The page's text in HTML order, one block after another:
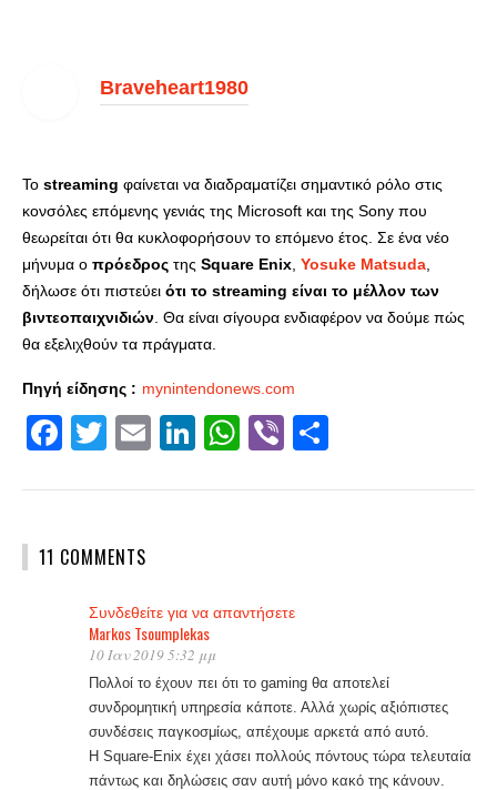
Braveheart1980
Το streaming φαίνεται να διαδραματίζει σημαντικό ρόλο στις
κονσόλες επόμενης γενιάς της Microsoft και της Sony που
θεωρείται ότι θα κυκλοφορήσουν το επόμενο έτος. Σε ένα νέο
μήνυμα o πρόεδρος της Square Enix Yosuke Matsuda
δήλωσε ότι πιστεύει ότι το streaming είναι το μέλλον των
βιντεοπαιχνιδιών . Θα είναι σίγουρα ενδιαφέρον να δούμε πώς
θα εξελιχθούν τα πράγματα.
Πηγή είδησης : mynintendonews.com
Facebook
Twitter
EmailLinkedIn
WhatsApp
Viber
11 COMMENTS
Συνδεθείτε για να απαντήσετε
Markos Tsoumplekas
10 Ιαν 2019 5:32 μμ
Πολλοί το έχουν πει ότι το gaming θα αποτελεί
συνδρομητική υπηρεσία κάποτε. Αλλά χωρίς αξιόπιστες
συνδέσεις παγκοσμίως, απέχουμε αρκετά από αυτό.
Η Square-Enix έχει χάσει πολλούς πόντους τώρα τελευταία
πάντως και δηλώσεις σαν αυτή μόνο κακό της κάνουν.